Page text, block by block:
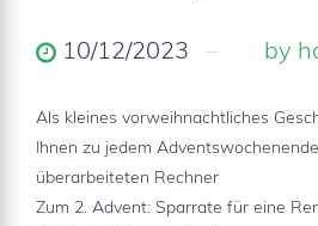
10/12/2023 by
Als kleines vorweihnachtliches
Ihnen zu jedem
überarbeiteten Rechner
Zum 2. Advent: Sparrate für eine